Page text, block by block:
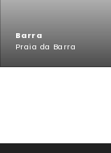
Barra
Praia da Barra